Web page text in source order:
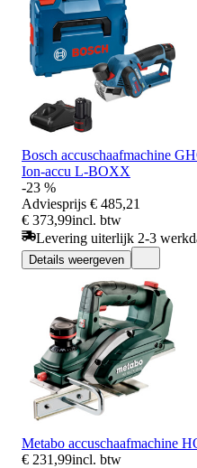
Bosch accuschaafmachine
Ion-accu L-BOXX
-23 %
Adviesprijs € 485,21
€ 373,99incl. btw
Levering uiterlijk 2-3
Details weergeven
Metabo accuschaafmachine
€ 231,99incl. btw